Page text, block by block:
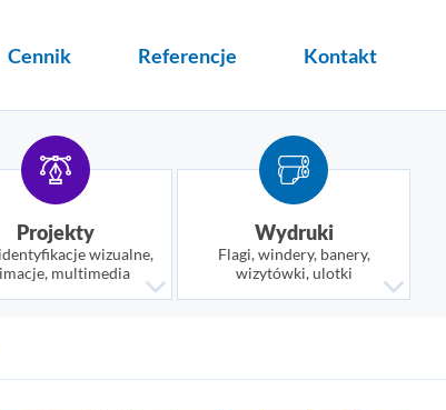
Cennik Referencje Kontakt
Projekty
wizualne,
multimedia
Wydruki
Flagi, windery, banery,
wizytówki, ulotki